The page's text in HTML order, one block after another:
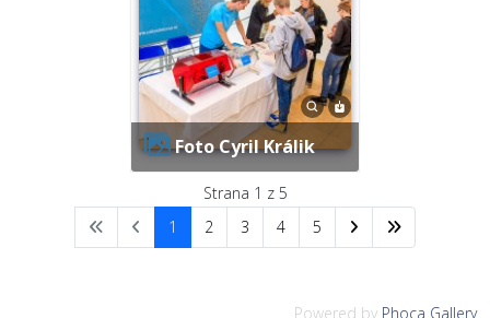
Foto Cyril Králik
Strana 1 z 5
1
2 3 4 5
Powered by Phoca Gallery